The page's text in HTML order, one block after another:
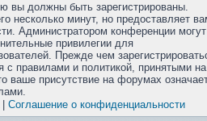
вы должны быть зарегистрированы.
несколько минут, но предоставляет
Администратором конференции
привилегии для
Прежде чем
с правилами и политикой, принятыми на
ваше присутствие на форумах
Соглашение о конфиденциальности